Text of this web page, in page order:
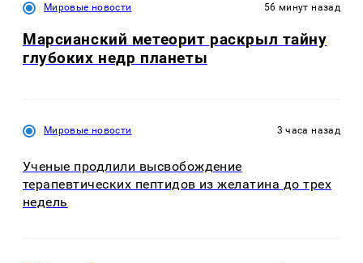
Мировые новости 56 минут назад
Марсианский метеорит раскрыл тайну
глубоких недр планеты
Мировые новости 3 часа назад
Ученые продлили высвобождение
терапевтических пептидов из желатина до трех
недель